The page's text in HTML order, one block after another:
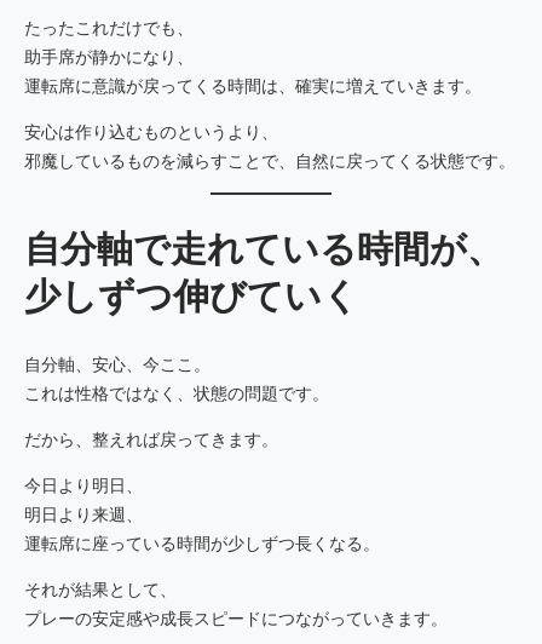
たったこれだけでも、
助手席が静かになり、
運転席に意識が戻ってくる時間は、確実に増えていきます。
安心は作り込むものというより、
邪魔しているものを減らすことで、自然に戻ってくる状態です。
自分軸で走れている時間が、
少しずつ伸びていく
自分軸、安心、今ここ。
これは性格ではなく、状態の問題です。
だから、整えれば戻ってきます。
今日より明日、
明日より来週、
運転席に座っている時間が少しずつ長くなる。
それが結果として、
プレーの安定感や成長スピードにつながっていきます。